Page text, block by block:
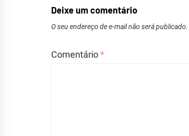
Deixe um comentário
O seu endereço de e-mail não será publicado.
Comentário*